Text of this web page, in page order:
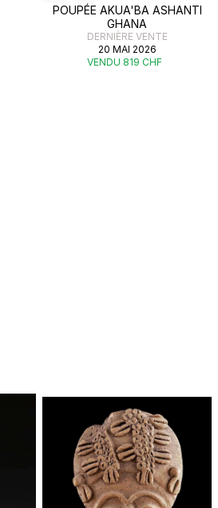
POUPÉE AKUA'BA ASHANTI
GHANA
DERNIÈRE VENTE
20 MAI 2026
VENDU 819 CHF